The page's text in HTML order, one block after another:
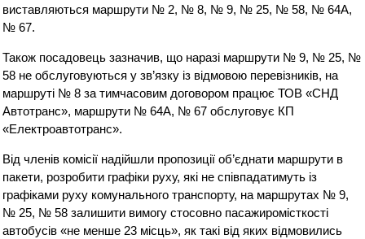
виставляються маршрути № 2, № 8, № 9, № 25, № 58, № 64А,
№ 67.
Також посадовець зазначив, що наразі маршрути № 9, № 25, №
58 не обслуговуються у зв’язку із відмовою перевізників, на
маршруті № 8 за тимчасовим договором працює ТОВ «СНД
Автотранс», маршрути № 64А, № 67 обслуговує КП
«Електроавтотранс».
Від членів комісії надійшли пропозиції об’єднати маршрути в
пакети, розробити графіки руху, які не співпадатимуть із
графіками руху комунального транспорту, на маршрутах № 9,
№ 25, № 58 залишити вимогу стосовно пасажиромісткості
автобусів «не менше 23 місць», як такі від яких відмовились